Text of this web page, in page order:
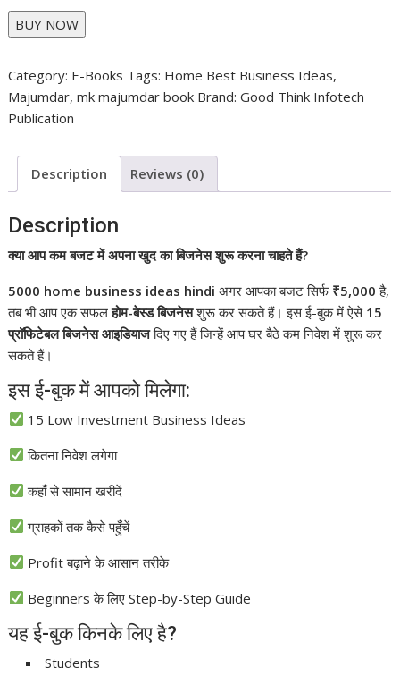
BUY NOW
Category: E-Books Tags: Home Best Business Ideas,
Majumdar,mk majumdar book Brand:Good Think Infotech
Publication
Description Reviews (0)
Description
क्या आप कम बजट में अपना खुद का बिजनेस शुरू करना चाहते हैं?
5000 home business ideas hindiअगर आपका बजट सिर्फ ₹5,000 है,
तब भी आप एक सफलहोम-बेस्ड बिजनेसशुरू कर सकते हैं। इस ई-बुक में ऐसे 15
प्रॉफिटेबल बिजनेस आइडियाजदिए गए हैं जिन्हें आप घर बैठे कम निवेश में शुरू कर
सकते हैं।
इस ई-बुक में आपको मिलेगा:
15 Low Investment Business Ideas
कितना निवेश लगेगा
कहाँ से सामान खरीदें
ग्राहकों तक कैसे पहुँचें
Profit बढ़ाने के आसान तरीके
Beginners के लिए Step-by-Step Guide
यह ई-बुक किनके लिए है?
Students